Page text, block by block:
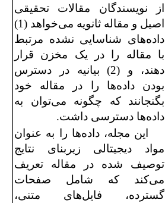
از نویسندگان مقالات تحقیقی
اصیل و مقاله ثانویه می‌خواهد (1)
داده‌های شناسایی نشده مرتبط
با مقاله را در یک مخزن قرار
دهند، و (2) بیانیه در دسترس
بودن داده‌ها را در مقاله خود
بگنجانند که چگونه می‌توان به
داده‌ها دسترسی داشت.
این مجله، داده‌ها را به عنوان
مواد دیجیتالی زیربنای نتایج
توصیف شده در مقاله تعریف
می‌کند که شامل صفحات
گسترده، فایل‌های متنی،